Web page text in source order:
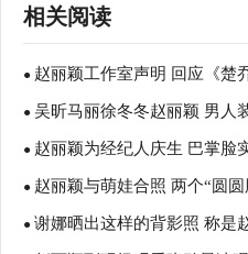
相关阅读
● 赵丽颖工作室声明 回应《楚
传言！
● 吴昕马丽徐冬冬赵丽颖 男人
比拼
● 赵丽颖为经纪人庆生 巴掌脸
● 赵丽颖与萌娃合照 两个“圆
● 谢娜晒出这样的背影照 称是